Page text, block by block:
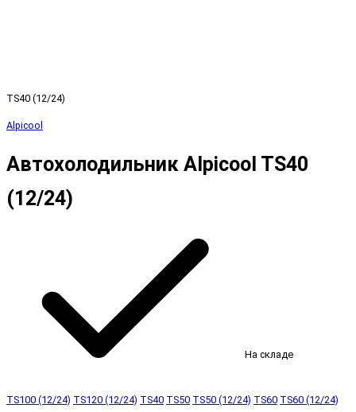
TS40 (12/24)
Alpicool
Автохолодильник Alpicool TS40
(12/24)
На складе
TS100 (12/24) TS120 (12/24) TS40 TS50 TS50 (12/24) TS60 TS60 (12/24)